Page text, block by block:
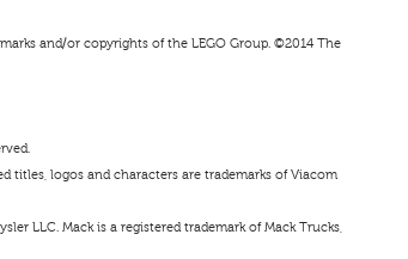
and/or copyrights of the LEGO Group. ©2014 The
titles, logos and characters are trademarks of Viacom
LLC. Mack is a registered trademark of Mack Trucks,